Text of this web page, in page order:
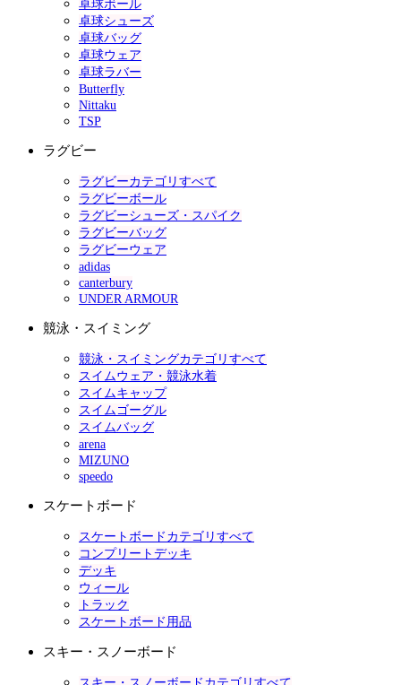
卓球ボール
卓球シューズ
卓球バッグ
卓球ウェア
卓球ラバー
Butterfly
Nittaku
TSP
ラグビー
ラグビーカテゴリすべて
ラグビーボール
ラグビーシューズ・スパイク
ラグビーバッグ
ラグビーウェア
adidas
canterbury
UNDER ARMOUR
競泳・スイミング
競泳・スイミングカテゴリすべて
スイムウェア・競泳水着
スイムキャップ
スイムゴーグル
スイムバッグ
arena
MIZUNO
speedo
スケートボード
スケートボードカテゴリすべて
コンプリートデッキ
デッキ
ウィール
トラック
スケートボード用品
スキー・スノーボード